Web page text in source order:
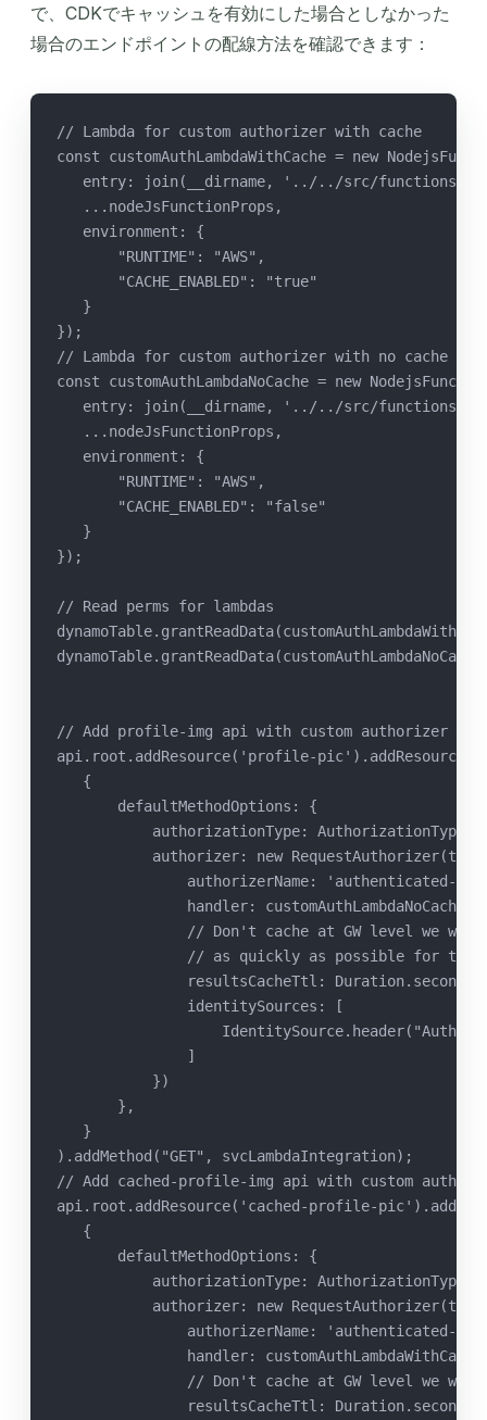
で、CDKでキャッシュを有効にした場合としなかった
場合のエンドポイントの配線方法を確認できます：
// Lambda for custom authorizer with cache
const customAuthLambdaWithCache = new
entry: join(__dirname, '../../src/functions',
   ...nodeJsFunctionProps,
   environment: {
       "RUNTIME": "AWS",
       "CACHE_ENABLED": "true"
   }
});
// Lambda for custom authorizer with no cache
const customAuthLambdaNoCache = new
entry: join(__dirname, '../../src/functions',
   ...nodeJsFunctionProps,
   environment: {
       "RUNTIME": "AWS",
       "CACHE_ENABLED": "false"
   }
});
// Read perms for lambdas
// Add profile-img api with custom authorizer
api.root.addResource('profile-
   {
       defaultMethodOptions: {
authorizationType:
authorizer: new
authorizerName: 'authenticated-
               handler: customAuthLambdaNoCache,
// Don't cache at GW level we
// as quickly as possible for this
resultsCacheTtl:
               identitySources: [
               ]
           })
       },
   }
).addMethod("GET", svcLambdaIntegration);
// Add cached-profile-img api with custom
api.root.addResource('cached-profile-
   {
       defaultMethodOptions: {
authorizationType:
authorizer: new
authorizerName: 'authenticated-
handler:
// Don't cache at GW level we
resultsCacheTtl: